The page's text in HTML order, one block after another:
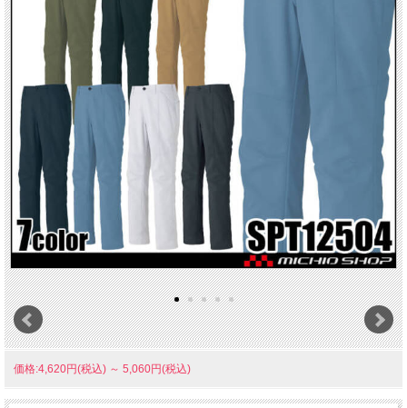
価格:4,620円(税込) ～ 5,060円(税込)